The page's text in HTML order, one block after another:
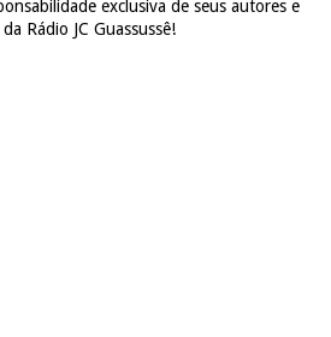
exclusiva de seus autores e
Rádio JC Guassussê!